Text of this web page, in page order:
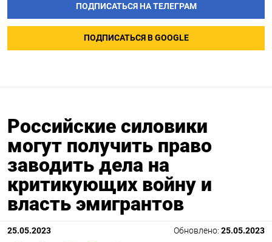
ПОДПИСАТЬСЯ НА ТЕЛЕГРАМ
ПОДПИСАТЬСЯ В GOOGLE
Российские силовики
могут получить право
заводить дела на
критикующих войну и
власть эмигрантов
25.05.2023 Обновлено: 25.05.2023